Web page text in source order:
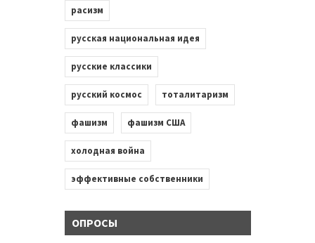
расизм
русская национальная идея
русские классики
русский космос тоталитаризм
фашизм фашизм США
холодная война
эффективные собственники
ОПРОСЫ